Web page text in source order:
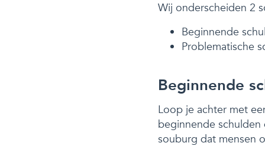
Wij onderscheiden 2
Beginnende
Problematische
Beginnende
Loop je achter met
beginnende
souburg dat mensen